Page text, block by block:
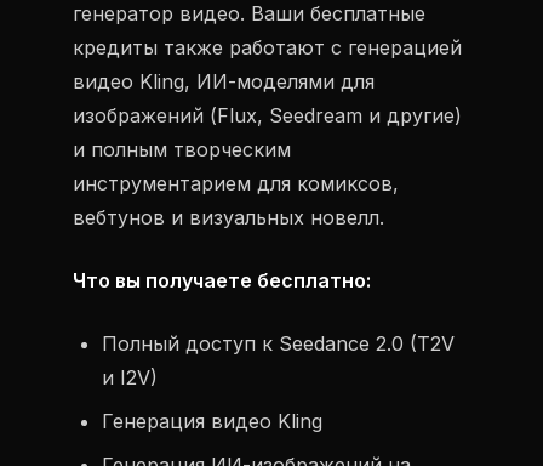
генератор видео. Ваши бесплатные
кредиты также работают с генерацией
видео Kling, ИИ-моделями для
изображений (Flux, Seedream и другие)
и полным творческим
инструментарием для комиксов,
вебтунов и визуальных новелл.
Что вы получаете бесплатно:
Полный доступ к Seedance 2.0 (T2V
и I2V)
Генерация видео Kling